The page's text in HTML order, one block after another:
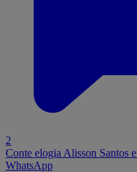
2
Conte elogia Alisson Santos
WhatsApp